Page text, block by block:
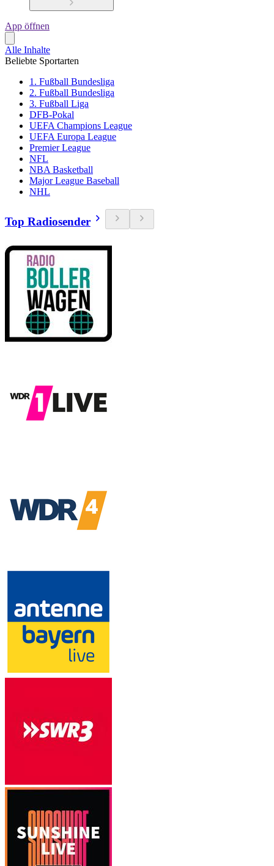
App öffnen
Alle Inhalte
Beliebte Sportarten
1. Fußball Bundesliga
2. Fußball Bundesliga
3. Fußball Liga
DFB-Pokal
UEFA Champions League
UEFA Europa League
Premier League
NFL
NBA Basketball
Major League Baseball
NHL
Top Radiosender